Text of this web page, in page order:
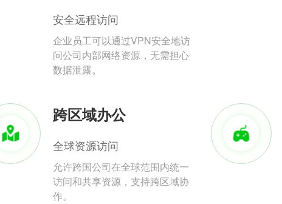
安全远程访问
企业员工可以通过VPN安全地访
问公司内部网络资源，无需担心
数据泄露。
跨区域办公
全球资源访问
允许跨国公司在全球范围内统一
访问和共享资源，支持跨区域协
作。